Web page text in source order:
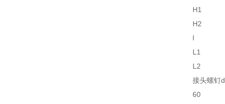
H1
H2
l
L1
L2
接头螺钉d
60